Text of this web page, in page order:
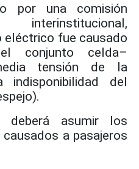
por una comisión
eléctrico fue causado
conjunto celda–
tensión de la
del
deberá asumir los
a pasajeros